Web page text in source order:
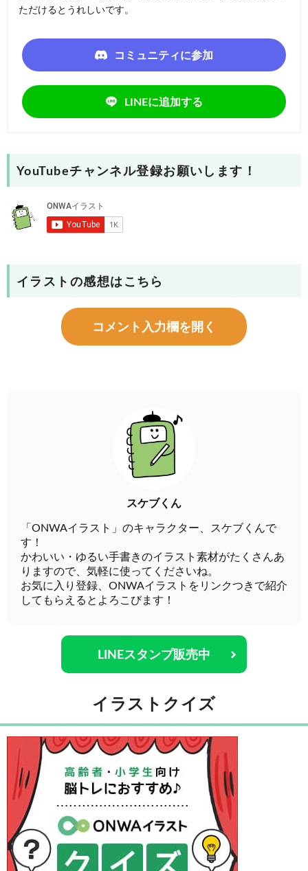
ただけるとうれしいです。
コミュニティに参加
LINEに追加する
YouTubeチャンネル登録お願いします！
イラストの感想はこちら
コメント入力欄を開く
スケブくん
「ONWAイラスト」のキャラクター、スケブくんで
す！
かわいい・ゆるい手書きのイラスト素材がたくさんあ
りますので、気軽に使ってくださいね。
お気に入り登録、ONWAイラストをリンクつきで紹介
してもらえるとよろこびます！
LINEスタンプ販売中
イラストクイズ